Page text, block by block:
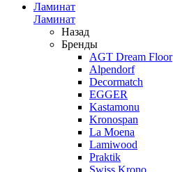
Ламинат
Ламинат
Назад
Бренды
AGT Dream Floor
Alpendorf
Decormatch
EGGER
Kastamonu
Kronospan
La Moena
Lamiwood
Praktik
Swiss Krono